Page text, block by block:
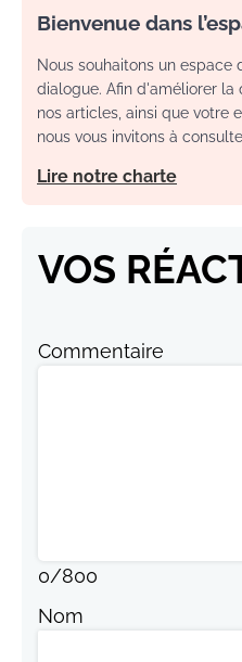
Bienvenue dans
Nous souhaitons un espace
dialogue. Afin d'améliorer la
nos articles, ainsi que votre
nous vous invitons à
Lire notre charte
VOS
Commentaire
0/800
Nom